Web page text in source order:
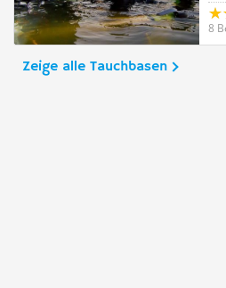
8
Zeige alle Tauchbasen